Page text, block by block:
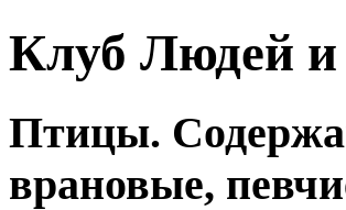
Клуб Людей
Птицы.
врановые,